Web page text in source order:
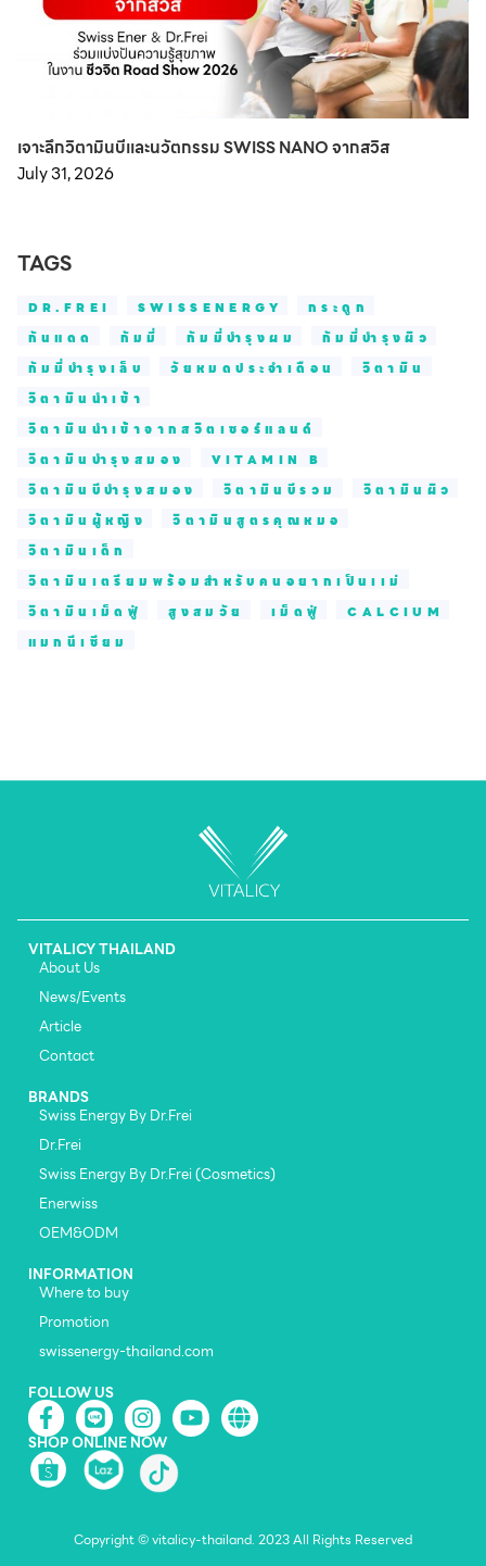
เจาะลึกวิตามินบีและนวัตกรรม SWISS NANO จากสวิส
July 31, 2026
TAGS
DR.FREI SWISSENERGY
กระดูก
กันแดด
กัมมี่ กัมมี่บำรุงผม
กัมมี่บำรุงผิว
กัมมี่บำรุงเล็บ
วัยหมดประจำเดือน
วิตามิน
วิตามินนำเข้า
วิตามินนำเข้าจากสวิตเซอร์แลนด์
วิตามินบำรุงสมอง
VITAMIN B
วิตามินบีบำรุงสมอง
วิตามินบีรวม
วิตามินผิว
วิตามินผู้หญิง
วิตามินสูตรคุณหมอ
วิตามินเด็ก
วิตามินเตรียมพร้อมสำหรับคนอยากเป็นเเม่
วิตามินเม็ดฟู่
สูงสมวัย เม็ดฟู่
CALCIUM
แมกนีเซียม
VITALICY THAILAND
About Us
News/Events
Article
Contact
BRANDS
Swiss Energy By Dr.Frei
Dr.Frei
Swiss Energy By Dr.Frei (Cosmetics)
Enerwiss
OEM&ODM
INFORMATION
Where to buy
Promotion
swissenergy-thailand.com
FOLLOW US
SHOP ONLINE NOW
Copyright © vitalicy-thailand. 2023 All Rights Reserved